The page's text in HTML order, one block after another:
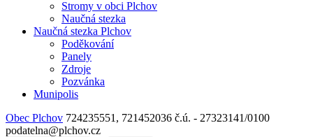
Stromy v obci Plchov
Naučná stezka
Naučná stezka Plchov
Poděkování
Panely
Zdroje
Pozvánka
Munipolis
Obec Plchov 724235551, 721452036 č.ú. - 27323141/0100
podatelna@plchov.cz